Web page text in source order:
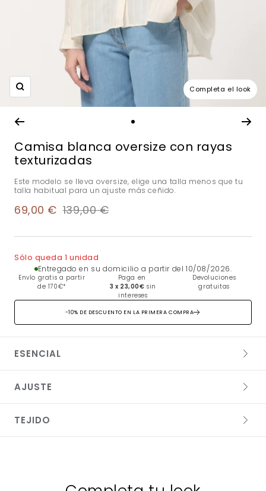
Completa el look
Zoom
Ir
la
Camisa blanca oversize con rayas
texturizadas
Este modelo se lleva oversize, elige una talla menos que tu
talla habitual para un ajuste más ceñido.
Precio
69,00 € Precio
139,00 €
Sólo queda 1 unidad
-10% DE DESCUENTO EN LA PRIMERA COMPRA
Entregado en su domicilio a partir del 10/08/2026.
Envío gratis a partir
de 170€*
Paga en
3 x 23,00€ sin
intereses
Devoluciones
gratuitas
ESENCIAL
AJUSTE
TEJIDO